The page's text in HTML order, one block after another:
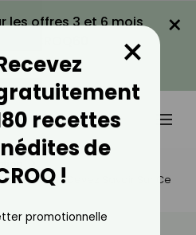
les offres 3 et 6 mois
LA PROMO
×
Que Vous Devez Savoir Sur Ce
recettes
de
!
×
promotionnelle